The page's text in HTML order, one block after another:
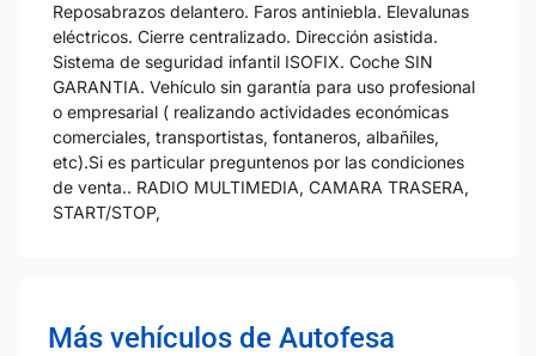
Reposabrazos delantero. Faros antiniebla. Elevalunas
eléctricos. Cierre centralizado. Dirección asistida.
Sistema de seguridad infantil ISOFIX. Coche SIN
GARANTIA. Vehículo sin garantía para uso profesional
o empresarial ( realizando actividades económicas
comerciales, transportistas, fontaneros, albañiles,
etc).Si es particular preguntenos por las condiciones
de venta.. RADIO MULTIMEDIA, CAMARA TRASERA,
START/STOP,
Más vehículos de Autofesa